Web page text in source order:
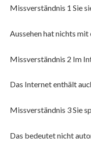
Missverständnis 1 Sie
Aussehen hat nichts
Missverständnis 2 Im
Das Internet enthält
Missverständnis 3 Sie
Das bedeutet nicht